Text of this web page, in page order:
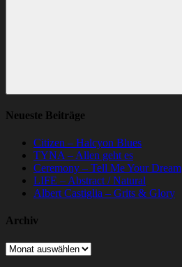
Suchen
Neueste Beiträge
Citizen – Halcyon Blues
TYNA – Allen geht es
Ceremony – Tell Me Your Dream
LIFE – Abstract / Natural
Albert Castiglia – Grits & Glory
Archiv
Archiv